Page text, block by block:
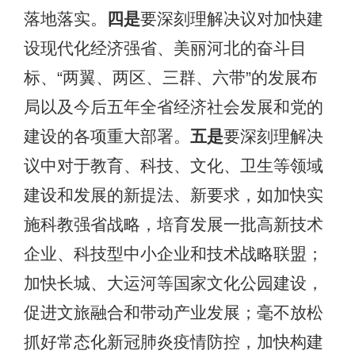
落地落实。
四是要深刻理解决议对加快建
设现代化经济强省、美丽河北的奋斗目
标、“两翼、两区、三群、六带”的发展布
局以及今后五年全省经济社会发展和党的
建设的各项重大部署。 五是要深刻理解决
议中对于教育、科技、文化、卫生等领域
建设和发展的新提法、新要求，如加快实
施科教强省战略，培育发展一批高新技术
企业、科技型中小企业和技术战略联盟；
加快长城、大运河等国家文化公园建设，
促进文旅融合和带动产业发展；毫不放松
抓好常态化新冠肺炎疫情防控，加快构建